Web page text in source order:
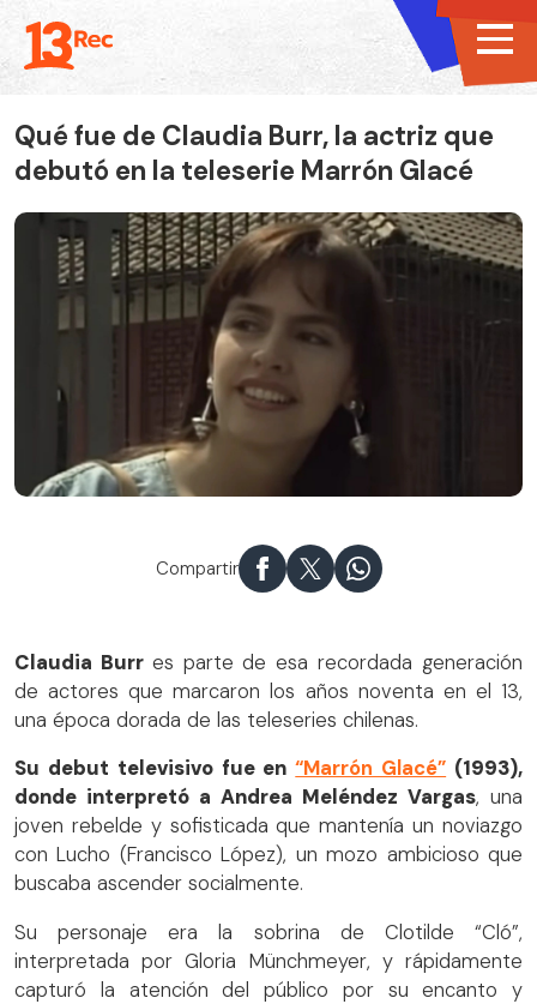
Qué fue de Claudia Burr, la actriz que
debutó en la teleserie Marrón Glacé
Compartir
Claudia Burr es parte de esa recordada generación
de actores que marcaron los años noventa en el 13,
una época dorada de las teleseries chilenas.
Su debut televisivo fue en“Marrón Glacé” (1993),
donde interpretó a Andrea Meléndez Vargas, una
joven rebelde y sofisticada que mantenía un noviazgo
con Lucho (Francisco López), un mozo ambicioso que
buscaba ascender socialmente.
Su personaje era la sobrina de Clotilde “Cló”,
interpretada por Gloria Münchmeyer, y rápidamente
capturó la atención del público por su encanto y